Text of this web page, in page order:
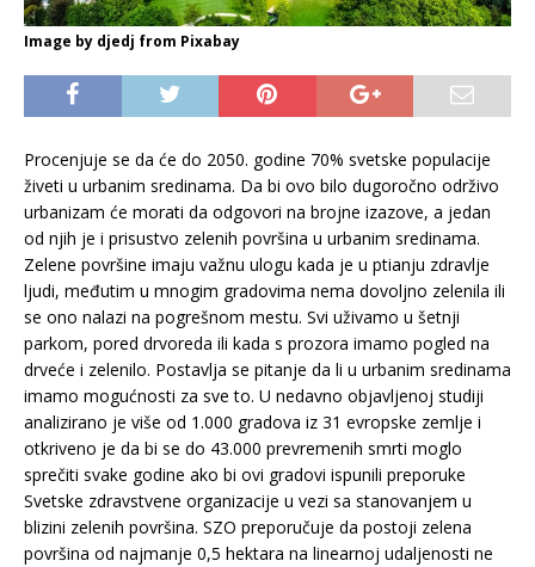
Image by djedj from Pixabay
Procenjuje se da će do 2050. godine 70% svetske populacije
živeti u urbanim sredinama. Da bi ovo bilo dugoročno održivo
urbanizam će morati da odgovori na brojne izazove, a jedan
od njih je i prisustvo zelenih površina u urbanim sredinama.
Zelene površine imaju važnu ulogu kada je u ptianju zdravlje
ljudi, međutim u mnogim gradovima nema dovoljno zelenila ili
se ono nalazi na pogrešnom mestu. Svi uživamo u šetnji
parkom, pored drvoreda ili kada s prozora imamo pogled na
drveće i zelenilo. Postavlja se pitanje da li u urbanim sredinama
imamo mogućnosti za sve to. U nedavno objavljenoj studiji
analizirano je više od 1.000 gradova iz 31 evropske zemlje i
otkriveno je da bi se do 43.000 prevremenih smrti moglo
sprečiti svake godine ako bi ovi gradovi ispunili preporuke
Svetske zdravstvene organizacije u vezi sa stanovanjem u
blizini zelenih površina. SZO preporučuje da postoji zelena
površina od najmanje 0,5 hektara na linearnoj udaljenosti ne